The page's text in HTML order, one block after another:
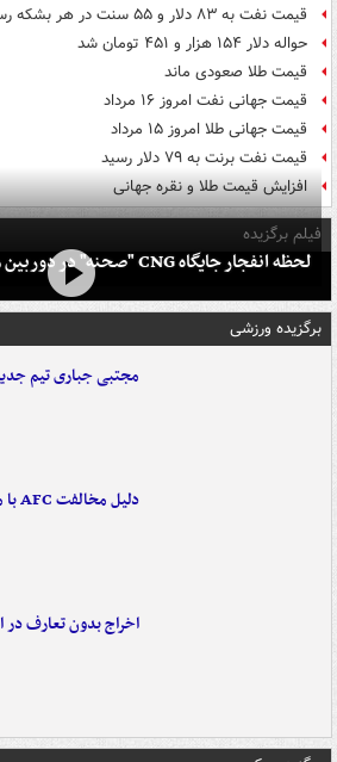
قیمت نفت به ۸۳ دلار و ۵۵ سنت در هر بشکه رسید
حواله دلار ۱۵۴ هزار و ۴۵۱ تومان شد
قیمت طلا صعودی ماند
قیمت جهانی نفت امروز ۱۶ مرداد
قیمت جهانی طلا امروز ۱۵ مرداد
قیمت نفت برنت به ۷۹ دلار رسید
افزایش قیمت طلا و نقره جهانی
فیلم برگزیده
لحظه انفجار جایگاه CNG "صحنه" در دوربین مداربسته
برگزیده ورزشی
مجتبی جباری تیم
دلیل مخالفت AFC با میزبانی آبی‌ها در عراق
اخراج بدون تعارف در